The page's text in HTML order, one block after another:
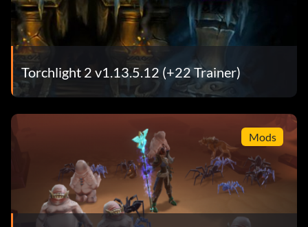
Torchlight 2 v1.13.5.12 (+22 Trainer)
Mods